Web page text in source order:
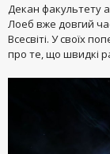
Декан факультету
Лоеб вже довгий
Всесвіті. У своїх
про те, що швидкі